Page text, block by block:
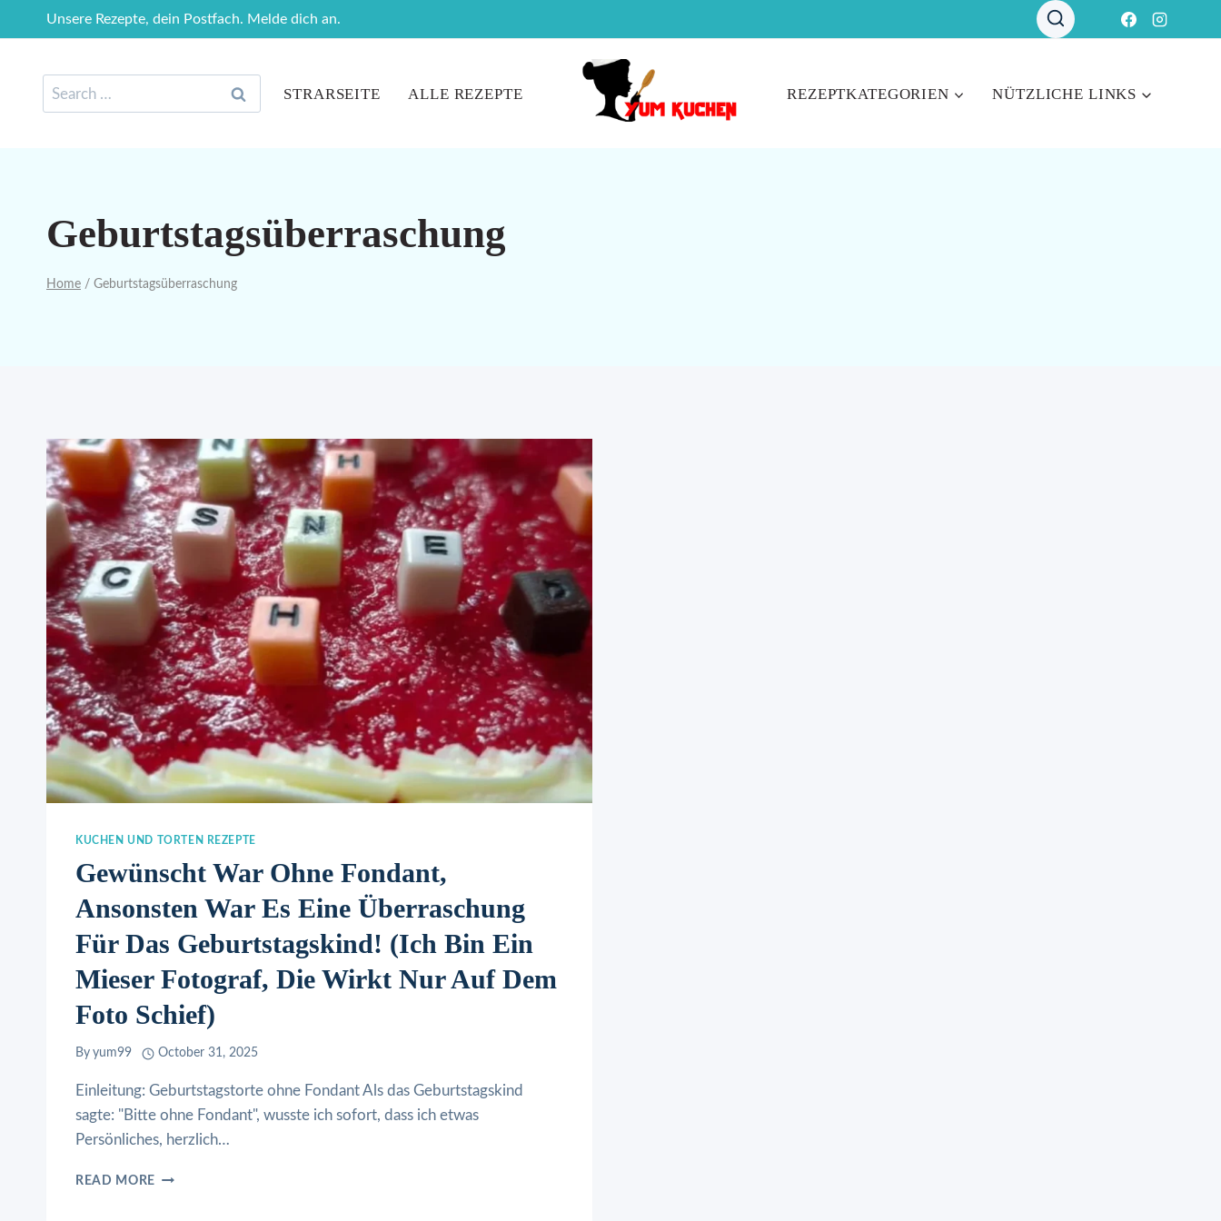
to
Unsere Rezepte, dein Postfach. Melde dich an.
Search
for:
STRARSEITE ALLE REZEPTE REZEPTKATEGORIEN NÜTZLICHE LINKS
Geburtstagsüberraschung
Home / Geburtstagsüberraschung
KUCHEN UND TORTEN REZEPTE
Gewünscht War Ohne Fondant,
Ansonsten War Es Eine Überraschung
Für Das Geburtstagskind! (Ich Bin Ein
Mieser Fotograf, Die Wirkt Nur Auf Dem
Foto Schief)
By yum99 October 31, 2025
Einleitung: Geburtstagstorte ohne Fondant Als das Geburtstagskind
sagte: "Bitte ohne Fondant", wusste ich sofort, dass ich etwas
Persönliches, herzlich…
READ MORE GEWÜNSCHT